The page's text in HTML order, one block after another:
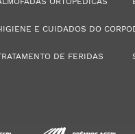
E CUIDADOS DO CORPO
DE FERIDAS